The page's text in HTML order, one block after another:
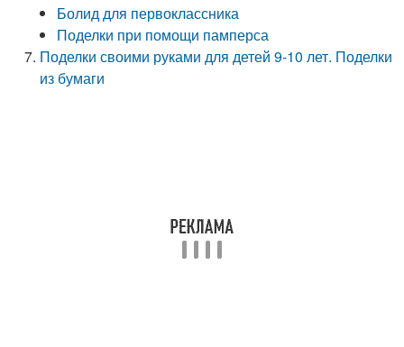
Болид для первоклассника
Поделки при помощи памперса
Поделки своими руками для детей 9-10 лет. Поделки
из бумаги